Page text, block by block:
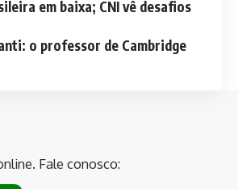
em baixa; CNI vê desafios
o professor de Cambridge
Fale conosco: